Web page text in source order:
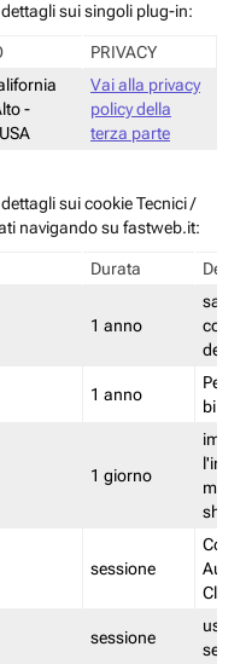
sui singoli plug-in:
PRIVACY
-
Vai alla privacy
policy della
terza parte
sui cookie Tecnici /
navigando su fastweb.it:
Durata
1 anno
salva
dei
1 anno
1 giorno
shp
sessione
sessione